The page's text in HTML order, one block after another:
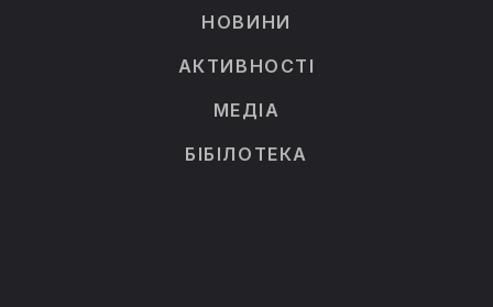
НОВИНИ
АКТИВНОСТІ
МЕДІА
БІБІЛОТЕКА